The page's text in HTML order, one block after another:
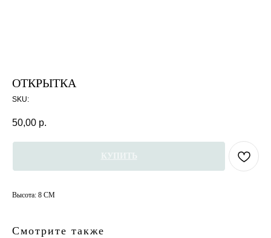
ОТКРЫТКА
SKU:
50,00 р.
КУПИТЬ
Высота: 8 СМ
Смотрите также